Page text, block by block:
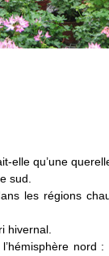
qu’une
sud.
les régions
hivernal.
nord